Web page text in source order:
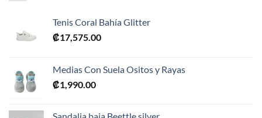
Tenis Coral Bahía Glitter
₡17,575.00
Medias Con Suela Ositos y Rayas
₡1,990.00